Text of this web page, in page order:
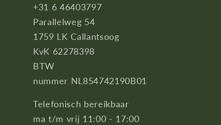
+31 6 46403797
Parallelweg 54
1759 LK Callantsoog
KvK 62278398
BTW
nummer NL854742190B01
Telefonisch bereikbaar
ma t/m vrij 11:00 - 17:00